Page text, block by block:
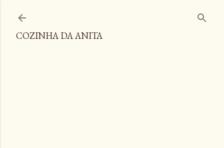
COZINHA DA ANITA